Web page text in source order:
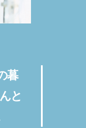
暮
と